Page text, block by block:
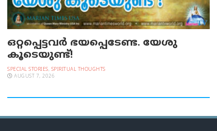
ഒറ്റപ്പെട്ടവര്‍ ഭയപ്പെടേണ്ട. യേശു
കൂടെയുണ്ട്!
SPECIAL STORIES, SPIRITUAL THOUGHTS
AUGUST 7, 2026